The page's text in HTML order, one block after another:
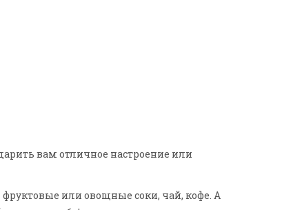
вам отличное настроение или
или овощные соки, чай, кофе. А